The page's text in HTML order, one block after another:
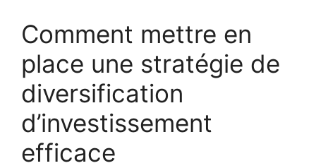
Comment mettre en
place une stratégie de
diversification
d’investissement
efficace